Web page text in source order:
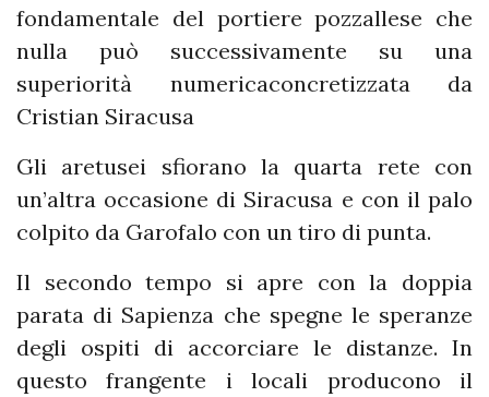
fondamentale del portiere pozzallese che
nulla può successivamente su una
superiorità numericaconcretizzata da
Cristian Siracusa
Gli aretusei sfiorano la quarta rete con
un’altra occasione di Siracusa e con il palo
colpito da Garofalo con un tiro di punta.
Il secondo tempo si apre con la doppia
parata di Sapienza che spegne le speranze
degli ospiti di accorciare le distanze. In
questo frangente i locali producono il